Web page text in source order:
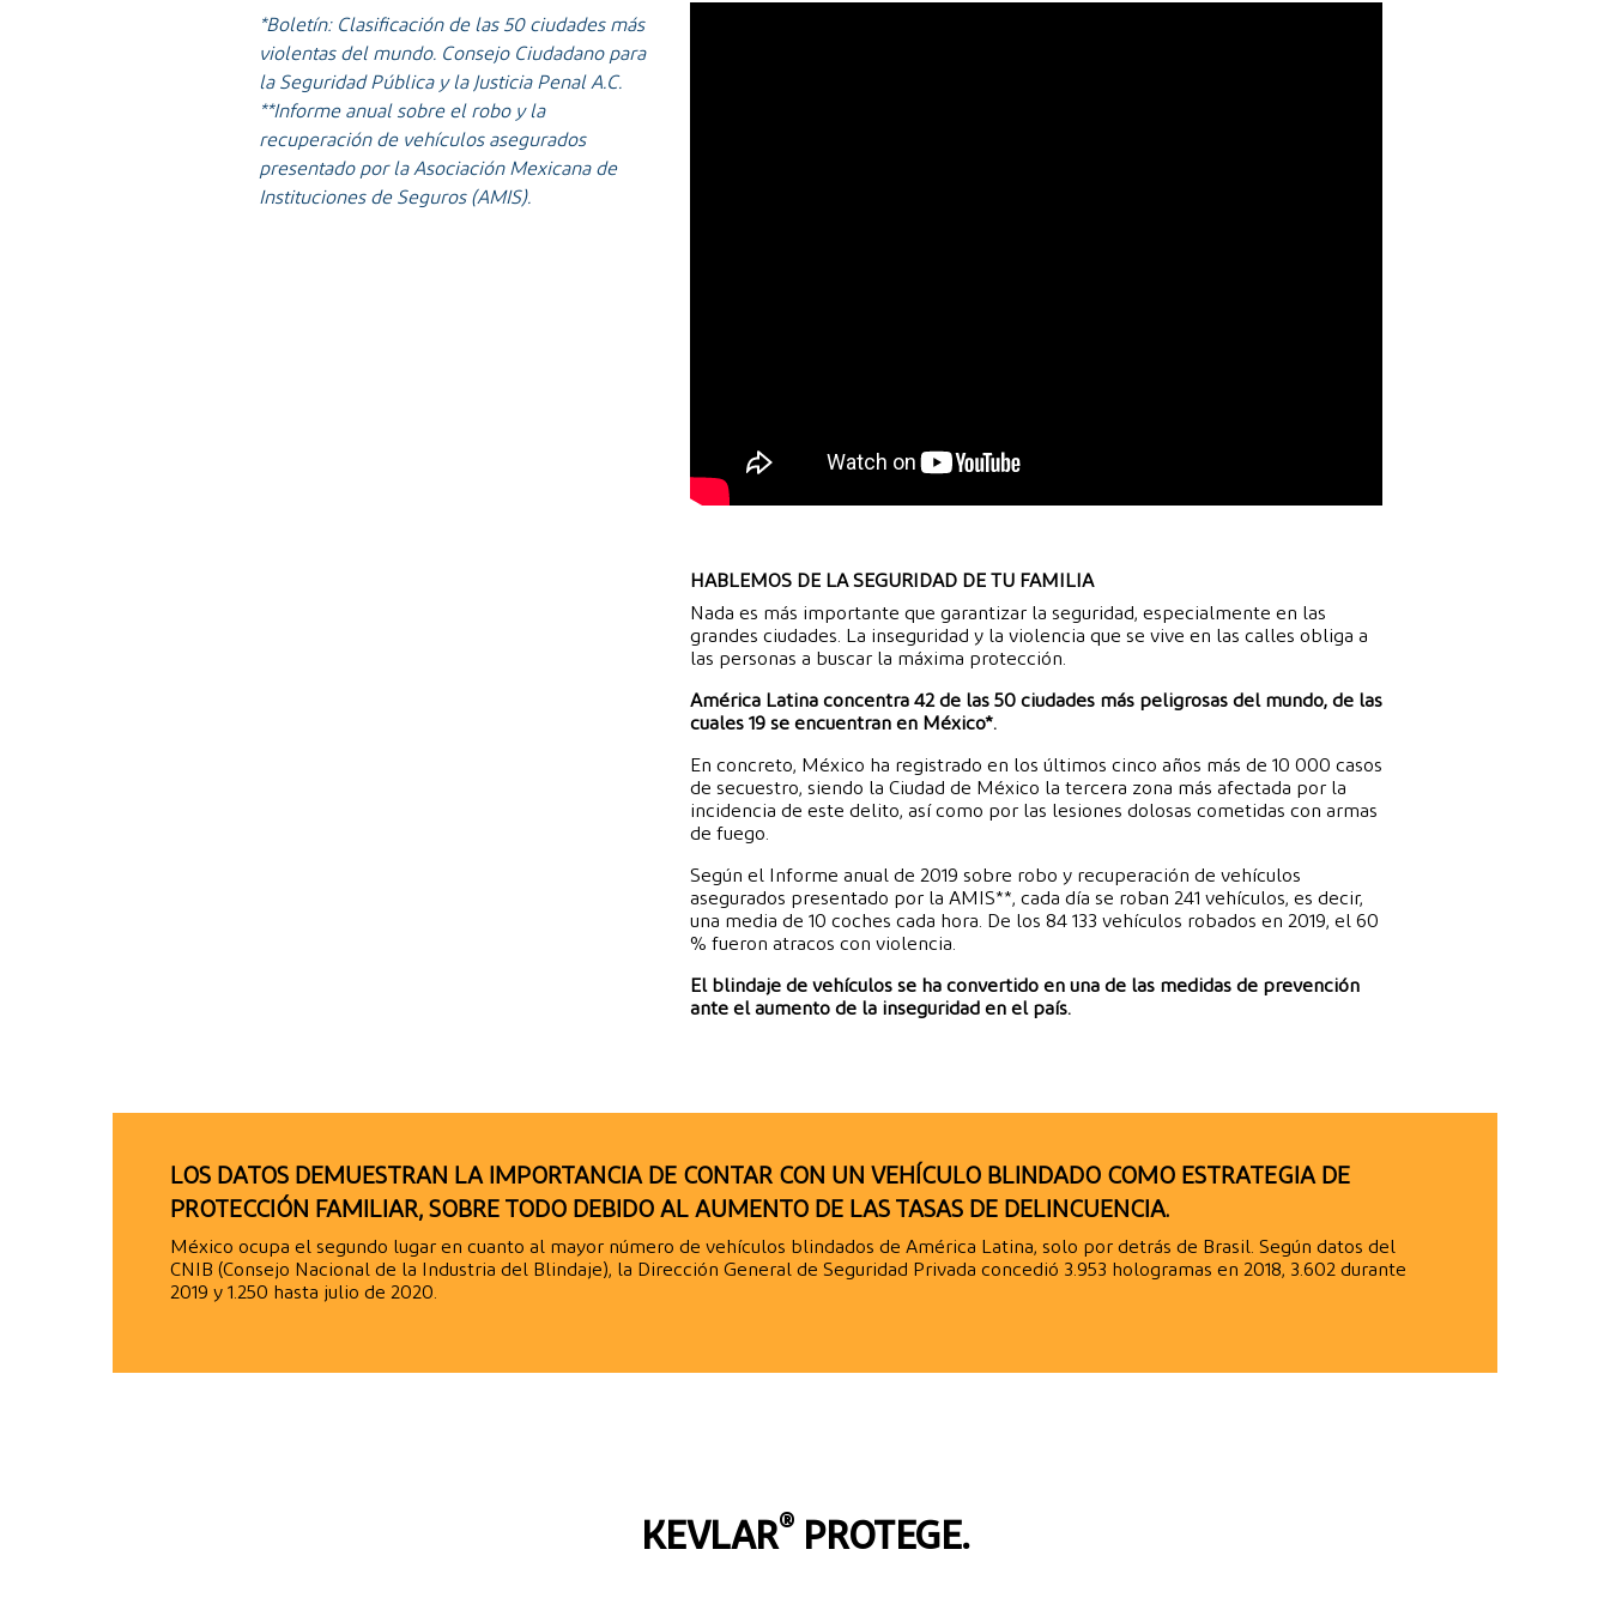
*Boletín: Clasificación de las 50 ciudades más
violentas del mundo. Consejo Ciudadano para
la Seguridad Pública y la Justicia Penal A.C.
**Informe anual sobre el robo y la
recuperación de vehículos asegurados
presentado por la Asociación Mexicana de
Instituciones de Seguros (AMIS).
HABLEMOS DE LA SEGURIDAD DE TU FAMILIA
Nada es más importante que garantizar la seguridad, especialmente en las
grandes ciudades. La inseguridad y la violencia que se vive en las calles obliga a
las personas a buscar la máxima protección.
América Latina concentra 42 de las 50 ciudades más peligrosas del mundo, de las
cuales 19 se encuentran en México*.
En concreto, México ha registrado en los últimos cinco años más de 10 000 casos
de secuestro, siendo la Ciudad de México la tercera zona más afectada por la
incidencia de este delito, así como por las lesiones dolosas cometidas con armas
de fuego.
Según el Informe anual de 2019 sobre robo y recuperación de vehículos
asegurados presentado por la AMIS**, cada día se roban 241 vehículos, es decir,
una media de 10 coches cada hora. De los 84 133 vehículos robados en 2019, el 60
% fueron atracos con violencia.
El blindaje de vehículos se ha convertido en una de las medidas de prevención
ante el aumento de la inseguridad en el país.
LOS DATOS DEMUESTRAN LA IMPORTANCIA DE CONTAR CON UN VEHÍCULO BLINDADO COMO ESTRATEGIA DE
PROTECCIÓN FAMILIAR, SOBRE TODO DEBIDO AL AUMENTO DE LAS TASAS DE DELINCUENCIA.
México ocupa el segundo lugar en cuanto al mayor número de vehículos blindados de América Latina, solo por detrás de Brasil. Según datos del
CNIB (Consejo Nacional de la Industria del Blindaje), la Dirección General de Seguridad Privada concedió 3.953 hologramas en 2018, 3.602 durante
2019 y 1.250 hasta julio de 2020.
KEVLAR® PROTEGE.